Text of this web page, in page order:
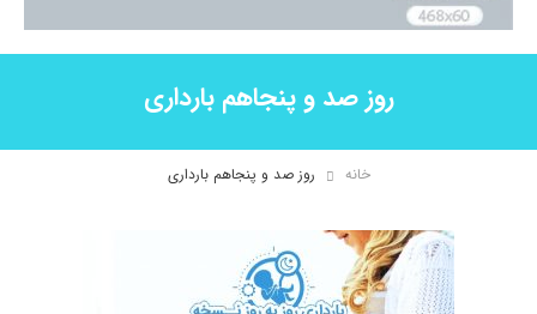
روز صد و پنجاهم بارداری
خانه روز صد و پنجاهم بارداری